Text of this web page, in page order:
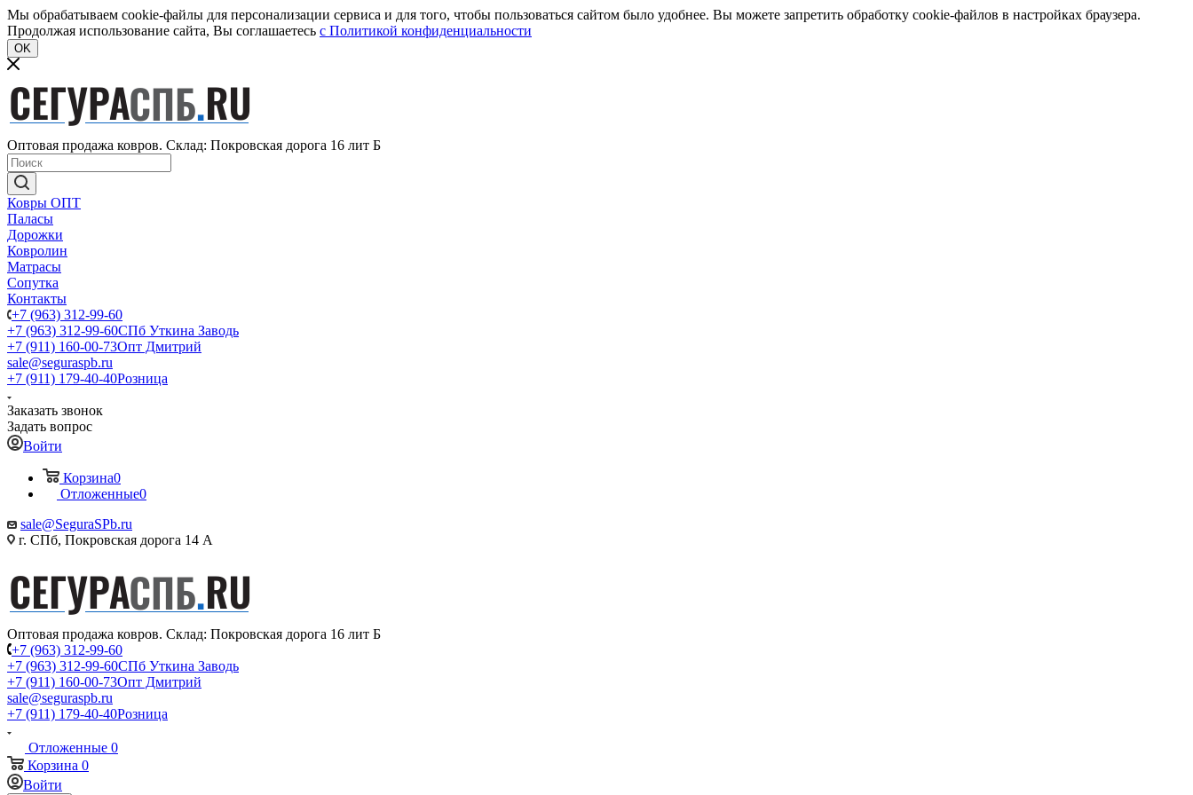
Мы обрабатываем cookie-файлы для персонализации сервиса и для того, чтобы пользоваться сайтом было удобнее. Вы можете запретить обработку cookie-файлов в настройках браузера.
Продолжая использование сайта, Вы соглашаетесь c Политикой конфиденциальности
OK
Оптовая продажа ковров. Склад: Покровская дорога 16 лит Б
Ковры ОПТ
Паласы
Дорожки
Ковролин
Матрасы
Сопутка
Контакты
+7 (963) 312-99-60
+7 (963) 312-99-60СПб Уткина Заводь
+7 (911) 160-00-73Опт Дмитрий
sale@seguraspb.ru
+7 (911) 179-40-40Розница
Заказать звонок
Задать вопрос
Войти
Корзина0
Отложенные0
sale@SeguraSPb.ru
г. СПб, Покровская дорога 14 А
Оптовая продажа ковров. Склад: Покровская дорога 16 лит Б
+7 (963) 312-99-60
+7 (963) 312-99-60СПб Уткина Заводь
+7 (911) 160-00-73Опт Дмитрий
sale@seguraspb.ru
+7 (911) 179-40-40Розница
Отложенные 0
Корзина 0
Войти